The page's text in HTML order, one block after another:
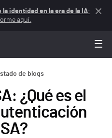
la identidad en la era de la IA:
aquí.
de blogs
¿Qué es el